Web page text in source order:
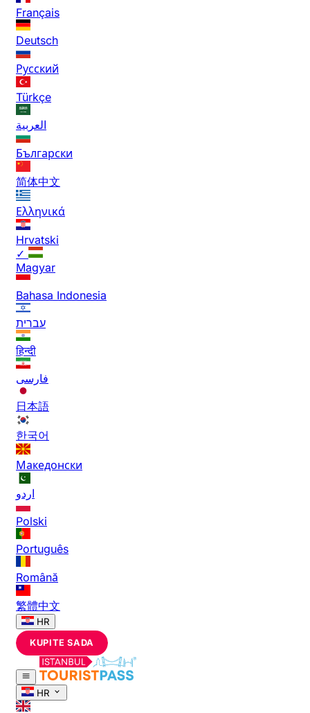
Français
Deutsch
Русский
Türkçe
العربية
Български
简体中文
Ελληνικά
Hrvatski
✓
Magyar
Bahasa Indonesia
עברית
हिन्दी
فارسی
日本語
한국어
Македонски
اردو
Polski
Português
Română
繁體中文
HR
KUPITE SADA
HR